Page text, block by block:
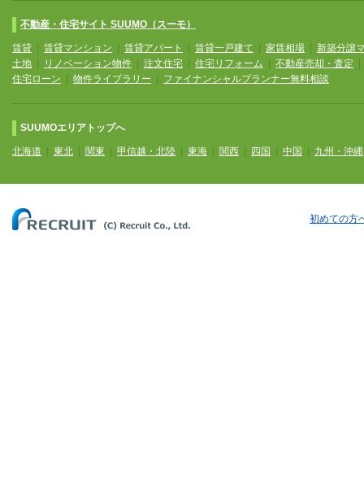
不動産・住宅サイト SUUMO（スーモ）
賃貸 賃貸マンション 賃貸アパート 賃貸一戸建て 家賃相場
新築分譲
土地
リノベーション物件 注文住宅 住宅リフォーム 不動産売却・査定
住宅ローン
物件ライブラリー ファイナンシャルプランナー無料相談
SUUMOエリアトップへ
北海道 東北 関東 甲信越・北陸 東海 関西 四国 中国 九州・沖縄
初めての方